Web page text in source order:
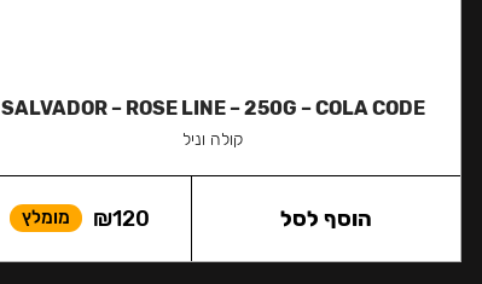
SALVADOR – ROSE LINE – 250G – COLA CODE
קולה וניל
₪120 מומלץ הוסף לסל